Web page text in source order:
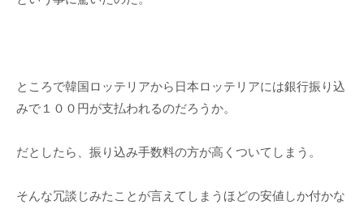
ところで韓国ロッテリアから日本ロッテリアには銀行振り込
みで１００円が支払われるのだろうか。
だとしたら、振り込み手数料の方が高くついてしまう。
そんな冗談じみたことが言えてしまうほどの安値しか付かな